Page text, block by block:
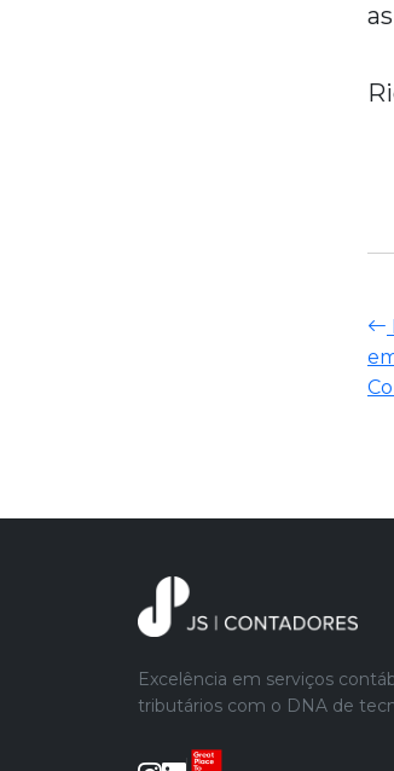
Excelência em serviços
tributários com o DNA de